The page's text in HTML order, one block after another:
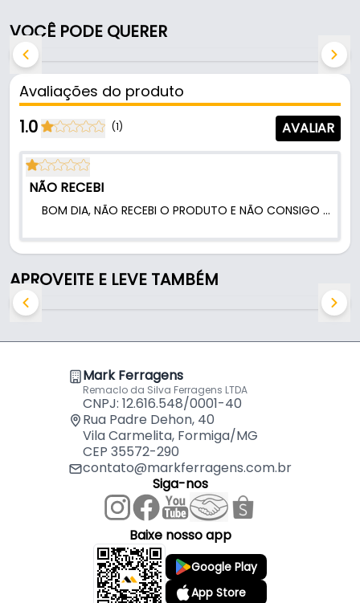
Características:
- Marca: Starrett
- Modelo: BU224
- Comprimento: 50 mm
- Largura: 7,5 mm
- Espessura: 1,0 mm
- Comprimento total: 50 mm
- Número de dentes: 24
- Aplicação: Corte de madeira e metais em serra
tico-tico
Indicado para:
- Corte de madeira e metais em serra tico-tico
VOCÊ PODE QUERER
Avaliações do produto
1.0 (1) AVALIAR
NÃO RECEBI
BOM DIA, NÃO RECEBI O PRODUTO E NÃO CONSIGO ENTRAR EM CONTATO COM VCS...
APROVEITE E LEVE TAMBÉM
Mark Ferragens
Remaclo da Silva Ferragens LTDA
CNPJ: 12.616.548/0001-40
Rua Padre Dehon, 40
Vila Carmelita, Formiga/MG
CEP 35572-290
contato@markferragens.com.br
Siga-nos
Baixe nosso app
Google Play
App Store